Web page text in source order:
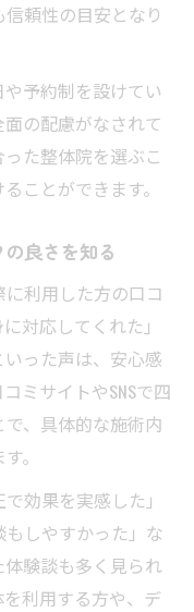
頼性の目安となり
予約制を設けてい
の配慮がなされて
た整体院を選ぶこ
ことができます。
良さを知る
利用した方の口コ
対応してくれた」
いった声は、安心感
ミサイトやSNSで四
、具体的な施術内
。
効果を実感した」
もしやすかった」な
験談も多く見られ
利用する方や、デ